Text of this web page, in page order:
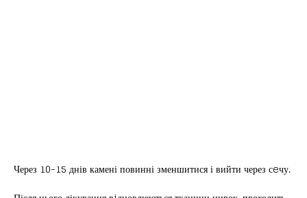
Через 10-15 днів камені повинні зменшитися і вийти через сeчу.